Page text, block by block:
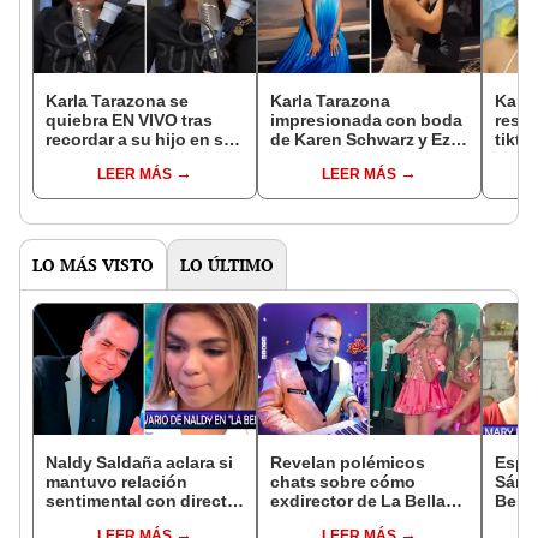
Karla Tarazona se
quiebra EN VIVO tras
recordar a su hijo en su
LEER MÁS
Karla Tarazona
impresionada con boda
de Karen Schwarz y Ezio
LEER MÁS
LO MÁS VISTO LO ÚLTIMO
Naldy Saldaña aclara si
mantuvo relación
sentimental con director
Revelan polémicos
chats sobre cómo
exdirector de La Bella